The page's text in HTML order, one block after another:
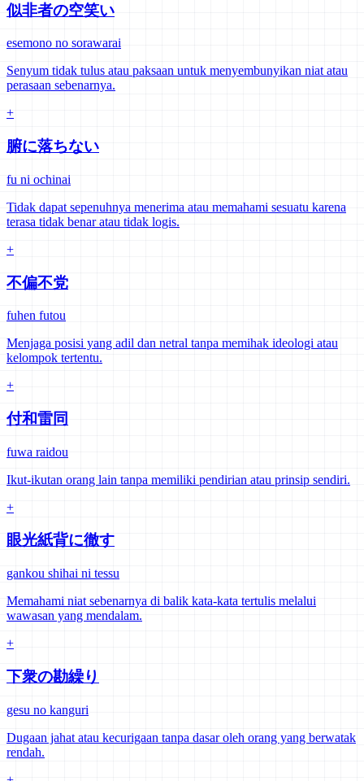
似非者の空笑い
esemono no sorawarai
Senyum tidak tulus atau paksaan untuk menyembunyikan niat atau
perasaan sebenarnya.
+
腑に落ちない
fu ni ochinai
Tidak dapat sepenuhnya menerima atau memahami sesuatu karena
terasa tidak benar atau tidak logis.
+
不偏不党
fuhen futou
Menjaga posisi yang adil dan netral tanpa memihak ideologi atau
kelompok tertentu.
+
付和雷同
fuwa raidou
Ikut-ikutan orang lain tanpa memiliki pendirian atau prinsip sendiri.
+
眼光紙背に徹す
gankou shihai ni tessu
Memahami niat sebenarnya di balik kata-kata tertulis melalui
wawasan yang mendalam.
+
下衆の勘繰り
gesu no kanguri
Dugaan jahat atau kecurigaan tanpa dasar oleh orang yang berwatak
rendah.